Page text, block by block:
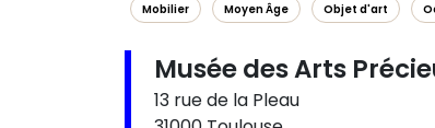
Mobilier Moyen Âge Objet d'art
Musée des Arts
13 rue de la Pleau